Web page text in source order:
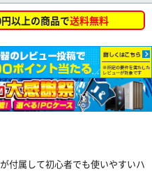
以上の商品で送料無料
付属して初心者でも使いやすいハ